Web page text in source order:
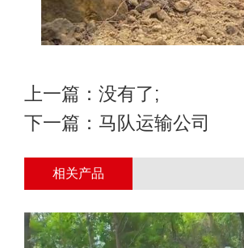
上一篇：没有了;
下一篇： 马队运输公司
相关产品